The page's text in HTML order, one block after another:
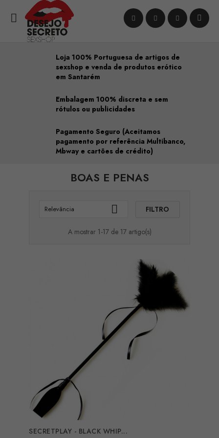

Loja 100% Portuguesa de artigos de
sexshop e venda de produtos erótico
em Santarém
Embalagem 100% discreta e sem
rótulos ou publicidades
Pagamento Seguro (Aceitamos
pagamento por referência Multibanco,
Mbway e cartões de crédito)
BOAS E PENAS
Relevância  FILTRO
A mostrar 1-17 de 17 artigo(s)
SECRETPLAY - BLACK WHIP...